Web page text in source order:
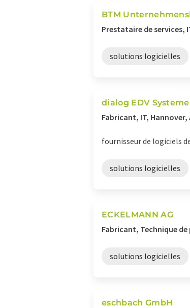
BTM
Prestataire de services,
solutions logicielles
dialog EDV
Fabricant, IT, Hannover,
fournisseur de logiciels
solutions logicielles
ECKELMANN AG
Fabricant, Technique
solutions logicielles
eschbach GmbH